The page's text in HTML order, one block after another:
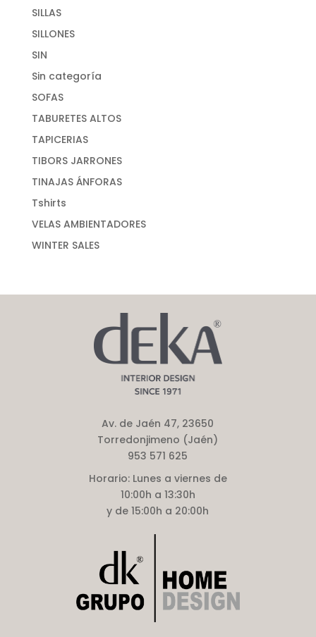
SILLAS
SILLONES
SIN
Sin categoría
SOFAS
TABURETES ALTOS
TAPICERIAS
TIBORS JARRONES
TINAJAS ÁNFORAS
Tshirts
VELAS AMBIENTADORES
WINTER SALES
Av. de Jaén 47, 23650
Torredonjimeno (Jaén)
953 571 625
Horario:Lunes a viernes de
10:00h a 13:30h
y de 15:00h a 20:00h